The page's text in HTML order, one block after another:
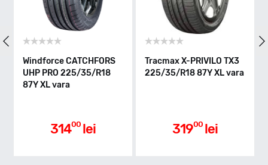
D
Aderenta pe carosabil ud
Windforce CATCHFORS
UHP PRO 225/35/R18
87Y XL vara
31400 lei
Tracmax X-PRIVILO TX3
225/35/R18 87Y XL vara
31900 lei